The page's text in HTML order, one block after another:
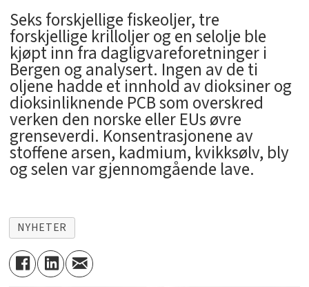
Seks forskjellige fiskeoljer, tre
forskjellige krilloljer og en selolje ble
kjøpt inn fra dagligvareforetninger i
Bergen og analysert. Ingen av de ti
oljene hadde et innhold av dioksiner og
dioksinliknende PCB som overskred
verken den norske eller EUs øvre
grenseverdi. Konsentrasjonene av
stoffene arsen, kadmium, kvikksølv, bly
og selen var gjennomgående lave.
NYHETER